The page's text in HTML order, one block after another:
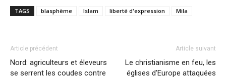
TAGS blasphème Islam liberté d'expression Mila
Article précédent
Nord: agriculteurs et éleveurs
se serrent les coudes contre
Article suivant
Le christianisme en feu, les
églises d’Europe attaquées